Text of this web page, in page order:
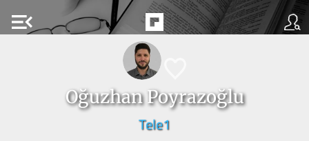
menu_open
Oğuzhan Poyrazoğlu
Tele1